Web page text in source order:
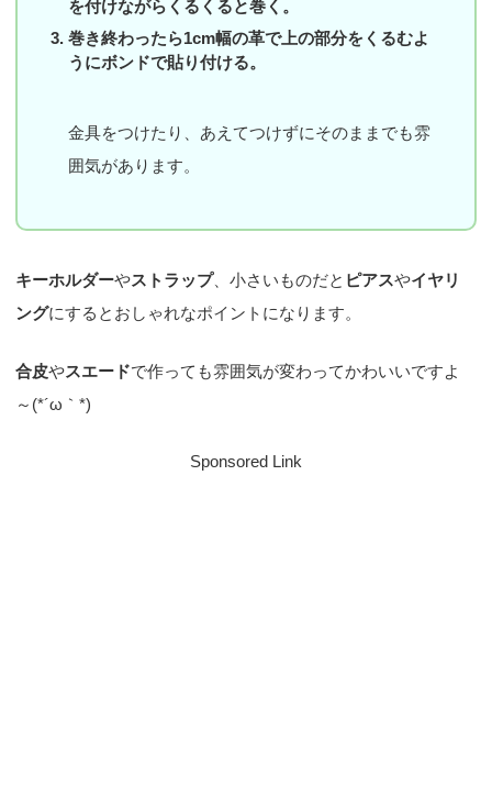
を付けながらくるくると巻く。
巻き終わったら1cm幅の革で上の部分をくるむよ
うにボンドで貼り付ける。
金具をつけたり、あえてつけずにそのままでも雰
囲気があります。
キーホルダーやストラップ、小さいものだと ピアスやイヤリ
ングにするとおしゃれなポイントになります。
合皮やスエードで作っても雰囲気が変わってかわいいですよ
～(*´ω｀*)
Sponsored Link